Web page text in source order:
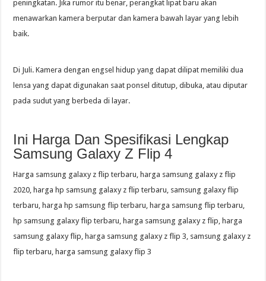
peningkatan. Jika rumor itu benar, perangkat lipat baru akan
menawarkan kamera berputar dan kamera bawah layar yang lebih
baik.
Di Juli. Kamera dengan engsel hidup yang dapat dilipat memiliki dua
lensa yang dapat digunakan saat ponsel ditutup, dibuka, atau diputar
pada sudut yang berbeda di layar.
Ini Harga Dan Spesifikasi Lengkap
Samsung Galaxy Z Flip 4
Harga samsung galaxy z flip terbaru, harga samsung galaxy z flip
2020, harga hp samsung galaxy z flip terbaru, samsung galaxy flip
terbaru, harga hp samsung flip terbaru, harga samsung flip terbaru,
hp samsung galaxy flip terbaru, harga samsung galaxy z flip, harga
samsung galaxy flip, harga samsung galaxy z flip 3, samsung galaxy z
flip terbaru, harga samsung galaxy flip 3